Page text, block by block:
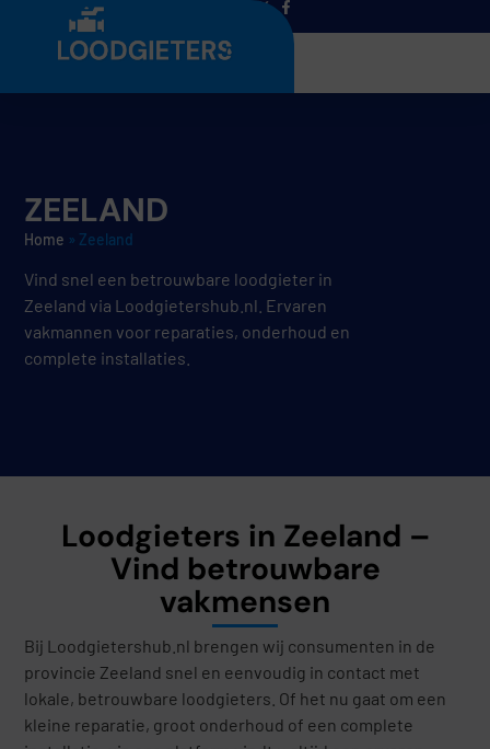
Menu
ZEELAND
Home » Zeeland
Vind snel een betrouwbare loodgieter in
Zeeland via Loodgietershub.nl. Ervaren
vakmannen voor reparaties, onderhoud en
complete installaties.
Loodgieters in Zeeland –
Vind betrouwbare
vakmensen
Bij Loodgietershub.nl brengen wij consumenten in de
provincie Zeeland snel en eenvoudig in contact met
lokale, betrouwbare loodgieters. Of het nu gaat om een
kleine reparatie, groot onderhoud of een complete